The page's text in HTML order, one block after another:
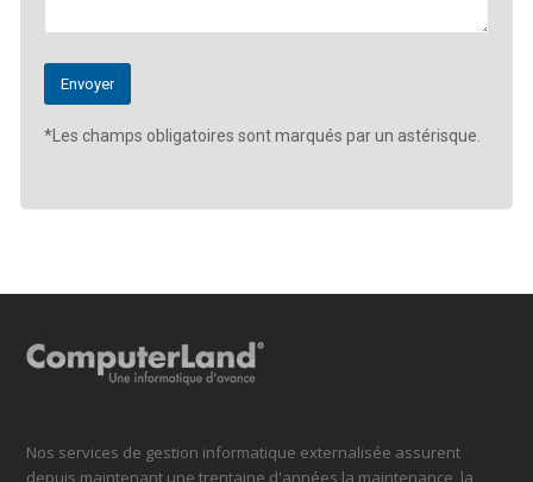
*Les champs obligatoires sont marqués par un astérisque.
Nos services de gestion informatique externalisée assurent
depuis maintenant une trentaine d'années la maintenance, la